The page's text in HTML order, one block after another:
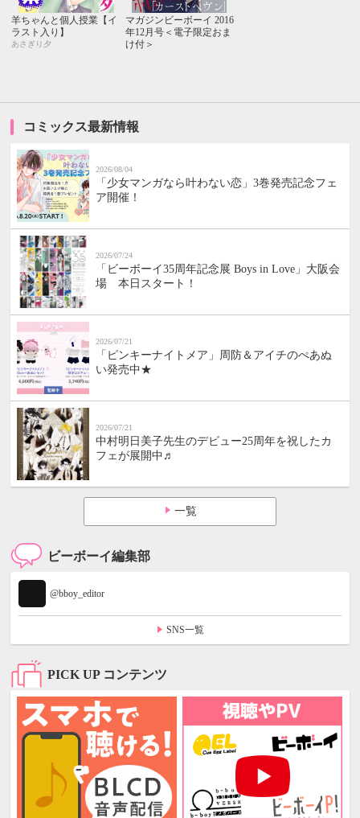
羊ちゃんと個人授業【イ
ラスト入り】
あさぎり夕
マガジンビーボーイ 2016
年12月号＜電子限定おま
け付＞
コミックス最新情報
2026/08/04
「少女マンガなら叶わない恋」3巻発売記念フェ
ア開催！
2026/07/24
「ビーボーイ35周年記念展 Boys in Love」大阪会
場 本日スタート！
2026/07/21
「ピンキーナイトメア」周防＆アイチのぺあぬ
い発売中★
2026/07/21
中村明日美子先生のデビュー25周年を祝したカ
フェが展開中♬
一覧
ビーボーイ編集部
@bboy_editor
SNS一覧
PICK UP コンテンツ